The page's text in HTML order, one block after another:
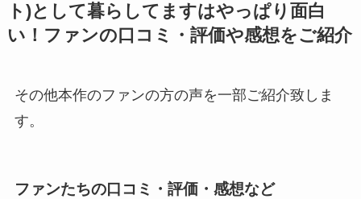
ト)として暮らしてますはやっぱり面白
い！ファンの口コミ・評価や感想をご紹介
その他本作のファンの方の声を一部ご紹介致しま
す。
ファンたちの口コミ・評価・感想など